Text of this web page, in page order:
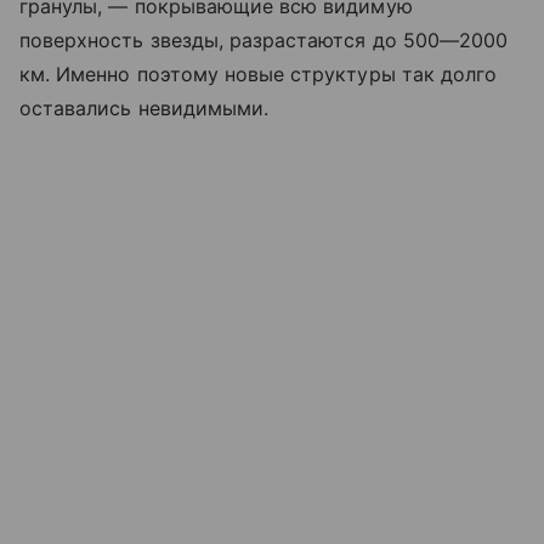
гранулы, — покрывающие всю видимую
поверхность звезды, разрастаются до 500—2000
км. Именно поэтому новые структуры так долго
оставались невидимыми.